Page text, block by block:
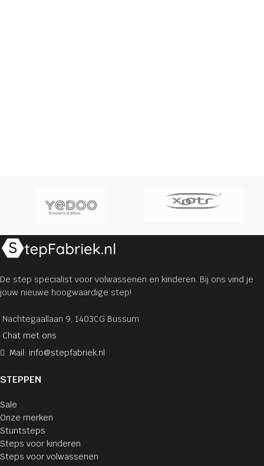
De step specialist voor volwassenen en kinderen. Bij ons vind je
jouw nieuwe hoogwaardige step!
Nachtegaallaan 9, 1403CG Bussum
Chat met ons
Mail: info@stepfabriek.nl
STEPPEN
Sale
Onze merken
Stuntsteps
Steps voor kinderen
Steps voor volwassenen